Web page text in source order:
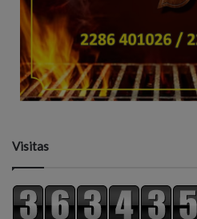
Visitas